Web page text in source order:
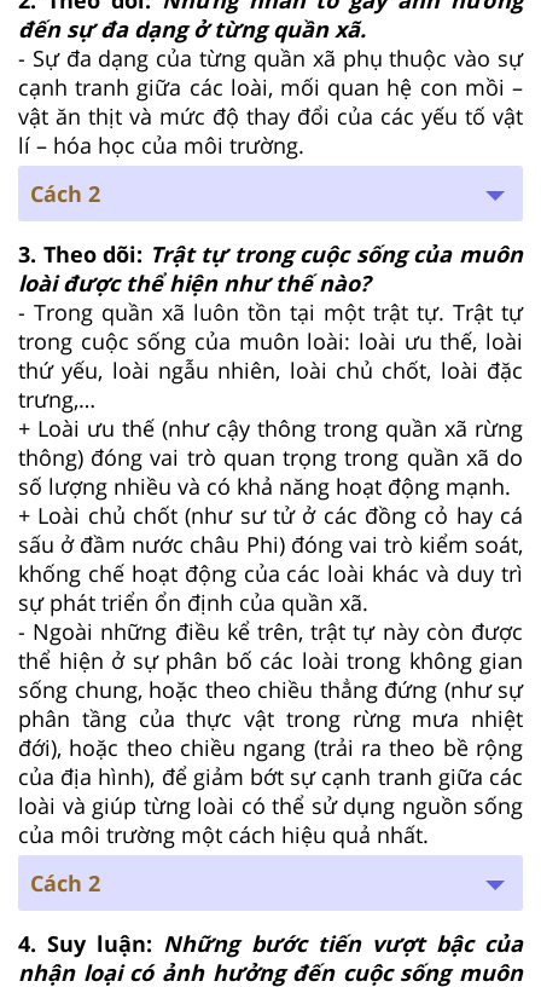
đến sự đa dạng ở từng quần xã.
- Sự đa dạng của từng quần xã phụ thuộc vào sự
cạnh tranh giữa các loài, mối quan hệ con mồi –
vật ăn thịt và mức độ thay đổi của các yếu tố vật
lí – hóa học của môi trường.
Cách 2
3. Theo dõi: Trật tự trong cuộc sống của muôn
loài được thể hiện như thế nào?
- Trong quần xã luôn tồn tại một trật tự. Trật tự
trong cuộc sống của muôn loài: loài ưu thế, loài
thứ yếu, loài ngẫu nhiên, loài chủ chốt, loài đặc
trưng,…
+ Loài ưu thế (như cậy thông trong quần xã rừng
thông) đóng vai trò quan trọng trong quần xã do
số lượng nhiều và có khả năng hoạt động mạnh.
+ Loài chủ chốt (như sư tử ở các đồng cỏ hay cá
sấu ở đầm nước châu Phi) đóng vai trò kiểm soát,
khống chế hoạt động của các loài khác và duy trì
sự phát triển ổn định của quần xã.
- Ngoài những điều kể trên, trật tự này còn được
thể hiện ở sự phân bố các loài trong không gian
sống chung, hoặc theo chiều thẳng đứng (như sự
phân tầng của thực vật trong rừng mưa nhiệt
đới), hoặc theo chiều ngang (trải ra theo bề rộng
của địa hình), để giảm bớt sự cạnh tranh giữa các
loài và giúp từng loài có thể sử dụng nguồn sống
của môi trường một cách hiệu quả nhất.
Cách 2
4. Suy luận: Những bước tiến vượt bậc của
nhận loại có ảnh hưởng đến cuộc sống muôn